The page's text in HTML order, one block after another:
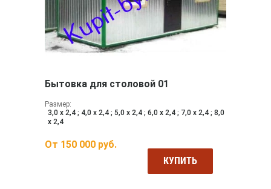
Бытовка для столовой 01
Размер:
3,0 х 2,4 ; 4,0 х 2,4 ; 5,0 х 2,4 ; 6,0 х 2,4 ; 7,0 х 2,4 ; 8,0
х 2,4
От 150 000 руб.
КУПИТЬ